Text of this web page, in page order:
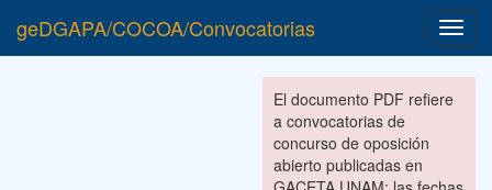
geDGAPA/COCOA/Convocatorias
El documento PDF refiere
a convocatorias de
concurso de oposición
abierto publicadas en